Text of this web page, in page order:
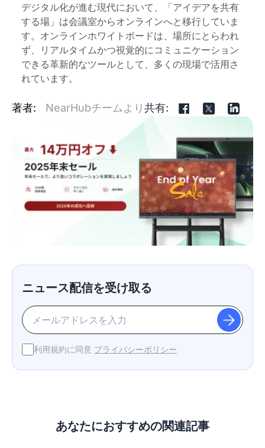
デジタル化が進む現代において、「アイデアを共有
する場」は会議室からオンラインへと移行していま
す。オンラインホワイトボードは、場所にとらわれ
ず、リアルタイムかつ視覚的にコミュニケーション
できる革新的なツールとして、多くの現場で活用さ
れています。
著者: NearHubチームより共有:
ニュース配信を受け取る
利用規約に同意 プライバシーポリシー
あなたにおすすめの関連記事